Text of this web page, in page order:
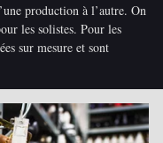
production à l’autre. On
les solistes. Pour les
sur mesure et sont